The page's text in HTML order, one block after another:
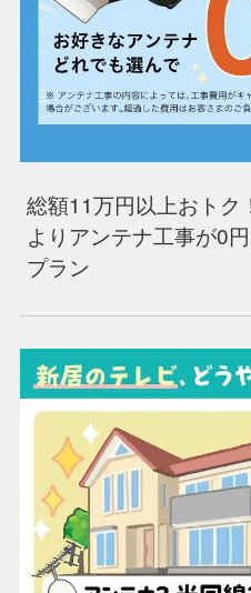
総額11万円以上おトク
よりアンテナ工事が0
プラン